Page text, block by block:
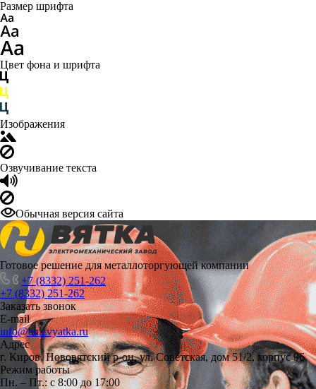
Размер шрифта
Цвет фона и шрифта
Изображения
Озвучивание текста
Обычная версия сайта
Готовое решение для металлоторгующей компании
+7 (8332) 251-262
+7 (8332) 251-262
Заказать звонок
E-mail
info@emzvyatka.ru
Адрес
г. Киров, Нововятский р-он, ул. Советская, дом 51/2, корпус 96
Режим работы
Пн. – Пт.: с 8:00 до 17:00